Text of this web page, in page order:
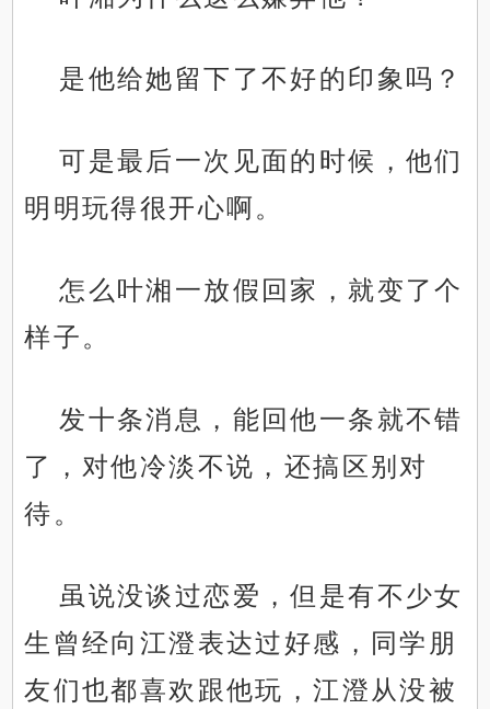
是他给她留下了不好的印象吗？
可是最后一次见面的时候，他们
明明玩得很开心啊。
怎么叶湘一放假回家，就变了个
样子。
发十条消息，能回他一条就不错
了，对他冷淡不说，还搞区别对
待。
虽说没谈过恋爱，但是有不少女
生曾经向江澄表达过好感，同学朋
友们也都喜欢跟他玩，江澄从没被